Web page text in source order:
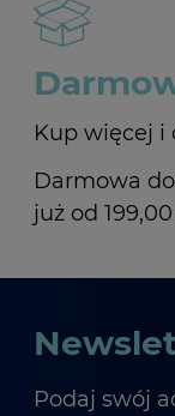
Kup więcej i
Darmowa
już od 199,00
Podaj swój